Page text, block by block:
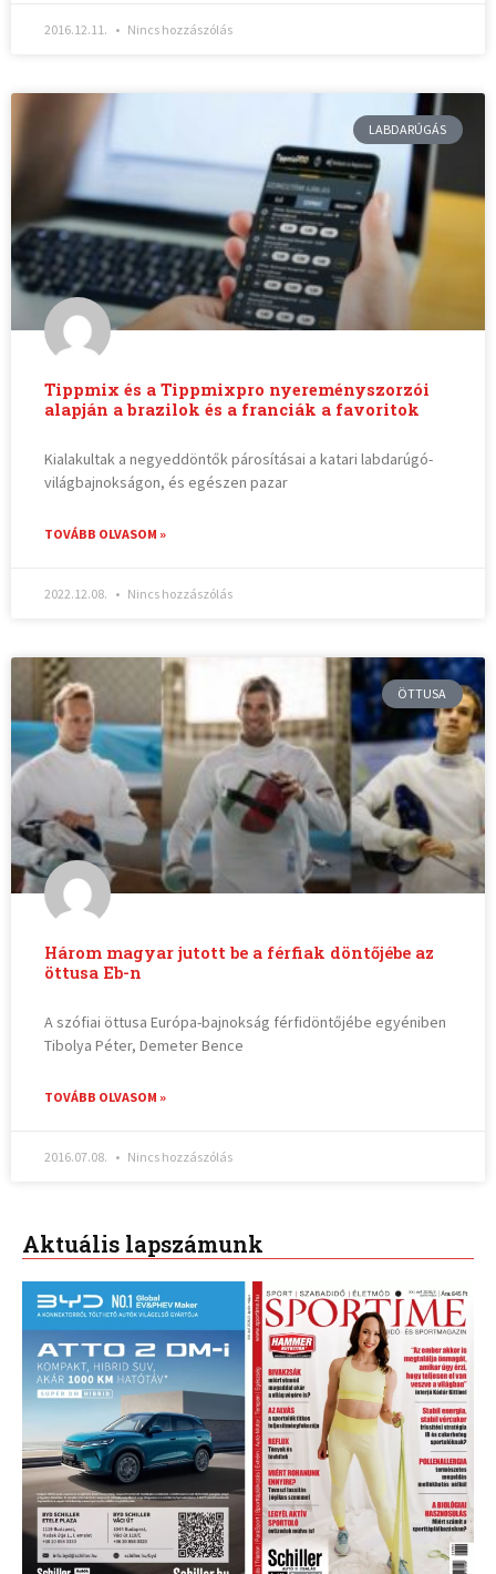
2016.12.11. Nincs hozzászólás
LABDARÚGÁS
Tippmix és a Tippmixpro nyereményszorzói
alapján a brazilok és a franciák a favoritok
Kialakultak a negyeddöntők párosításai a katari labdarúgó-
világbajnokságon, és egészen pazar
TOVÁBB OLVASOM »
2022.12.08. Nincs hozzászólás
ÖTTUSA
Három magyar jutott be a férfiak döntőjébe az
öttusa Eb-n
A szófiai öttusa Európa-bajnokság férfidöntőjébe egyéniben
Tibolya Péter, Demeter Bence
TOVÁBB OLVASOM »
2016.07.08. Nincs hozzászólás
Aktuális lapszámunk